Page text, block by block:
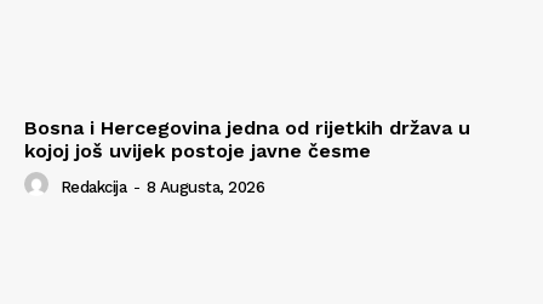
Bosna i Hercegovina jedna od rijetkih država u
kojoj još uvijek postoje javne česme
Redakcija - 8 Augusta, 2026